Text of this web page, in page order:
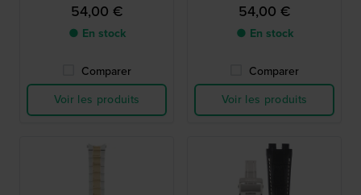
54,00 €
● En stock
Comparer
Voir les produits
54,00 €
● En stock
Comparer
Voir les produits